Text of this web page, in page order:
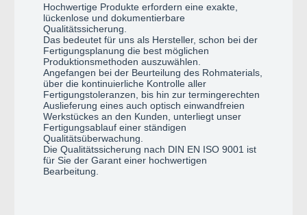
Hochwertige Produkte erfordern eine exakte,
lückenlose und dokumentierbare
Qualitätssicherung.
Das bedeutet für uns als Hersteller, schon bei der
Fertigungsplanung die best möglichen
Produktionsmethoden auszuwählen.
Angefangen bei der Beurteilung des Rohmaterials,
über die kontinuierliche Kontrolle aller
Fertigungstoleranzen, bis hin zur termingerechten
Auslieferung eines auch optisch einwandfreien
Werkstückes an den Kunden, unterliegt unser
Fertigungsablauf einer ständigen
Qualitätsüberwachung.
Die Qualitätssicherung nach DIN EN ISO 9001 ist
für Sie der Garant einer hochwertigen
Bearbeitung.